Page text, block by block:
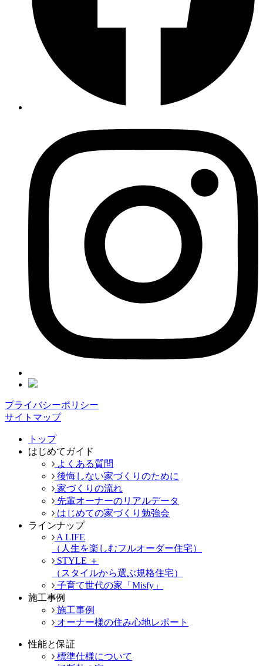
プライバシーポリシー
サイトマップ
トップ
はじめてガイド
よくある質問
後悔しない家づくりのために
家づくりの流れ
先輩オーナーのリアルデータ
はじめての家づくり勉強会
ラインナップ
A LIFE
（人生を楽しむフルオーダー住宅）
STYLE ＋
（スタイルから選ぶ規格住宅）
子育て世代の家「Misfy」
施工事例
施工事例
オーナー様の住み心地レポート
性能と保証
標準仕様について